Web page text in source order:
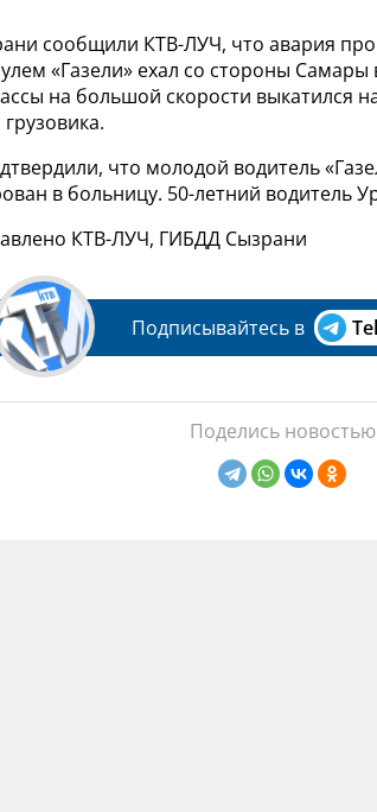
сообщили КТВ-ЛУЧ, что авария
«Газели» ехал со стороны
на большой скорости выкатился
что молодой водитель
в больницу. 50-летний водитель
КТВ-ЛУЧ, ГИБДД Сызрани
Подписывайтесь в
Поделись новостью